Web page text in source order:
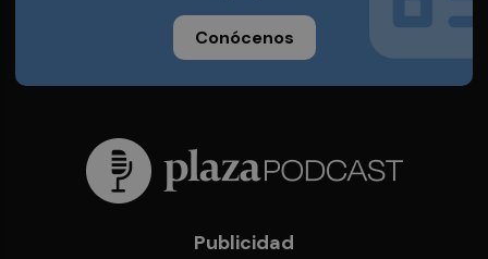
Conócenos
Publicidad